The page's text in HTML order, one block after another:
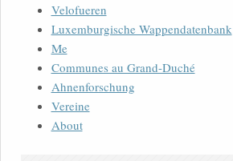
Velofueren
Luxemburgische Wappendatenbank
Me
Communes au Grand-Duché
Ahnenforschung
Vereine
About